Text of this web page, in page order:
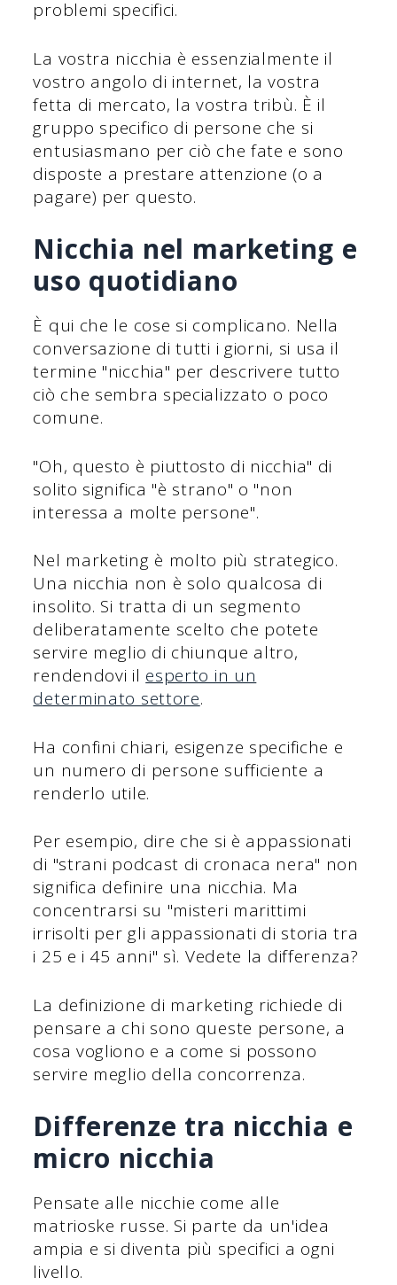
problemi specifici.
La vostra nicchia è essenzialmente il
vostro angolo di internet, la vostra
fetta di mercato, la vostra tribù. È il
gruppo specifico di persone che si
entusiasmano per ciò che fate e sono
disposte a prestare attenzione (o a
pagare) per questo.
Nicchia nel marketing e
uso quotidiano
È qui che le cose si complicano. Nella
conversazione di tutti i giorni, si usa il
termine "nicchia" per descrivere tutto
ciò che sembra specializzato o poco
comune.
"Oh, questo è piuttosto di nicchia" di
solito significa "è strano" o "non
interessa a molte persone".
Nel marketing è molto più strategico.
Una nicchia non è solo qualcosa di
insolito. Si tratta di un segmento
deliberatamente scelto che potete
servire meglio di chiunque altro,
rendendovi il esperto in un
determinato settore.
Ha confini chiari, esigenze specifiche e
un numero di persone sufficiente a
renderlo utile.
Per esempio, dire che si è appassionati
di "strani podcast di cronaca nera" non
significa definire una nicchia. Ma
concentrarsi su "misteri marittimi
irrisolti per gli appassionati di storia tra
i 25 e i 45 anni" sì. Vedete la differenza?
La definizione di marketing richiede di
pensare a chi sono queste persone, a
cosa vogliono e a come si possono
servire meglio della concorrenza.
Differenze tra nicchia e
micro nicchia
Pensate alle nicchie come alle
matrioske russe. Si parte da un'idea
ampia e si diventa più specifici a ogni
livello.